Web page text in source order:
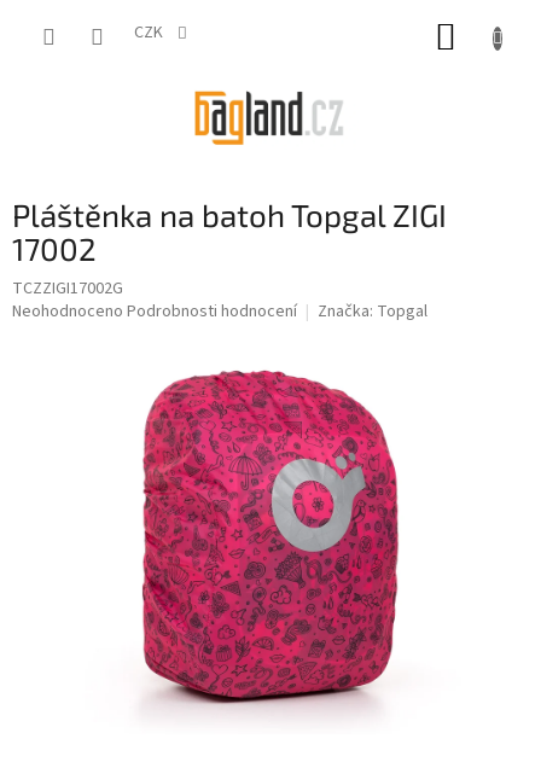
CZK
Pláštěnka na batoh Topgal ZIGI
17002
TCZZIGI17002G
Průměrné
Neohodnoceno Podrobnosti hodnocení Značka: Topgal